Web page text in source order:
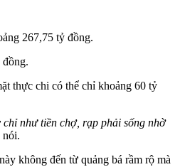
267,75 tỷ đồng.
thực chi có thể chỉ khoảng 60 tỷ
như tiền chợ, rạp phải sống nhờ
nói.
không đến từ quảng bá rầm rộ mà